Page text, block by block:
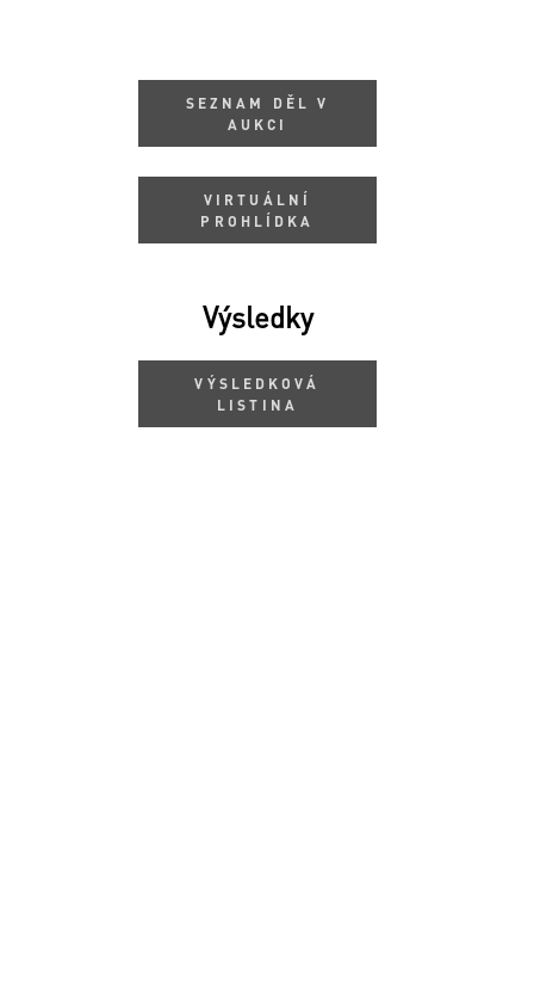
SEZNAM DĚL V
AUKCI
VIRTUÁLNÍ
PROHLÍDKA
Výsledky
VÝSLEDKOVÁ
LISTINA